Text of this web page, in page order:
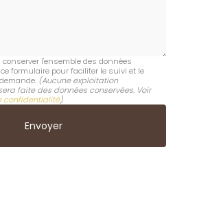
conserver l'ensemble des données
formulaire pour faciliter le suivi et le
(Aucune exploitation
faite des données conservées. Voir
confidentialité)